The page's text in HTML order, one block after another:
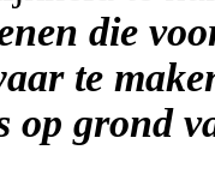
die
te
op grond